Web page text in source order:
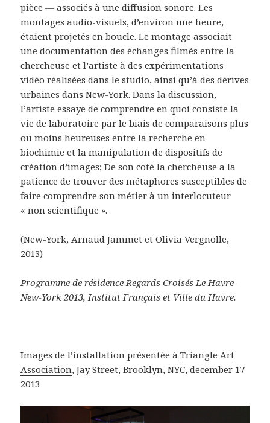
pièce — associés à une diffusion sonore. Les
montages audio-visuels, d’environ une heure,
étaient projetés en boucle. Le montage associait
une documentation des échanges filmés entre la
chercheuse et l’artiste à des expérimentations
vidéo réalisées dans le studio, ainsi qu’à des dérives
urbaines dans New-York. Dans la discussion,
l’artiste essaye de comprendre en quoi consiste la
vie de laboratoire par le biais de comparaisons plus
ou moins heureuses entre la recherche en
biochimie et la manipulation de dispositifs de
création d’images; De son coté la chercheuse a la
patience de trouver des métaphores susceptibles de
faire comprendre son métier à un interlocuteur
« non scientifique ».
(New-York, Arnaud Jammet et Olivia Vergnolle,
2013)
Programme de résidence Regards Croisés Le Havre-
New-York 2013, Institut Français et Ville du Havre.
Images de l’installation présentée àTriangle Art
Association, Jay Street, Brooklyn, NYC, december 17
2013